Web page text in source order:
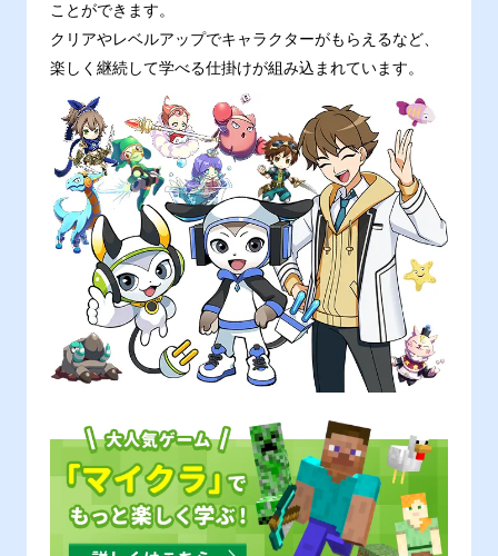
ことができます。
クリアやレベルアップでキャラクターがもらえるなど、
楽しく継続して学べる仕掛けが組み込まれています。